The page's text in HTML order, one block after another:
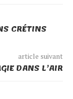
CRÉTINS
article suivant
DANS L’AIR